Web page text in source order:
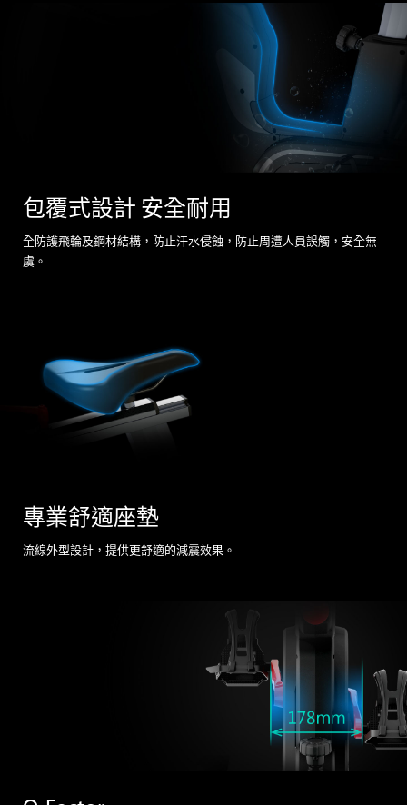
包覆式設計 安全耐用
全防護飛輪及鋼材結構，防止汗水侵蝕，防止周遭人員誤觸，安全無
虞。
專業舒適座墊
流線外型設計，提供更舒適的減震效果。